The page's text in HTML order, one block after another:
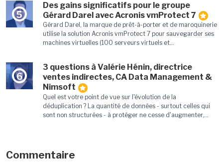
5
Des gains significatifs pour le groupe
Gérard Darel avec Acronis vmProtect 7
Gérard Darel, la marque de prêt-à-porter et de maroquinerie
utilise la solution Acronis vmProtect 7 pour sauvegarder ses
machines virtuelles (100 serveurs virtuels et...
6
3 questions à Valérie Hénin, directrice
ventes indirectes, CA Data Management &
Nimsoft
Quel est votre point de vue sur l'évolution de la
déduplication ? La quantité de données - surtout celles qui
sont non structurées - à protéger ne cesse d'augmenter,...
Commentaire